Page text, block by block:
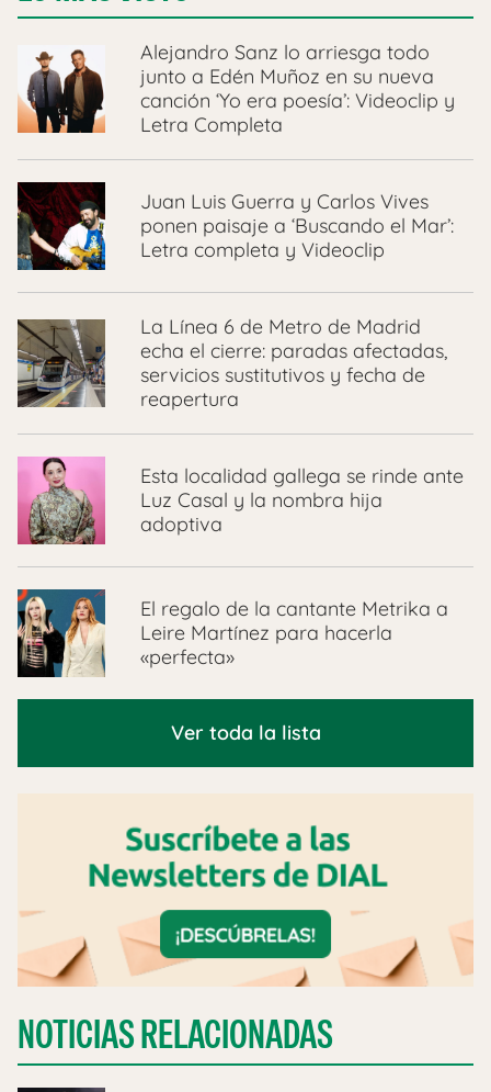
Alejandro Sanz lo arriesga todo
junto a Edén Muñoz en su nueva
canción ‘Yo era poesía’: Videoclip y
Letra Completa
Juan Luis Guerra y Carlos Vives
ponen paisaje a ‘Buscando el Mar’:
Letra completa y Videoclip
La Línea 6 de Metro de Madrid
echa el cierre: paradas afectadas,
servicios sustitutivos y fecha de
reapertura
Esta localidad gallega se rinde ante
Luz Casal y la nombra hija
adoptiva
El regalo de la cantante Metrika a
Leire Martínez para hacerla
«perfecta»
Ver toda la lista
NOTICIAS RELACIONADAS